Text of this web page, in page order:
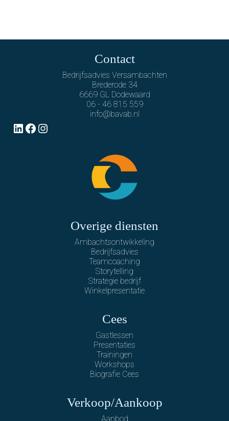
Contact
Bedrijfsadvies Versambachten
Brederode 34
6669 GL Dodewaard
06 - 46 815 559
info@bavab.nl
LinkedIn
Facebook
Instagram
Overige diensten
Ambachtsontwikkeling
Bedrijfsadvies
Teamcoaching
Storytelling
Strategie bedrijf
Winkelpresentatie
Cees
Gastlessen
Presentaties
Trainingen
Workshops
Biografie Cees
Verkoop/Aankoop
Aanbod